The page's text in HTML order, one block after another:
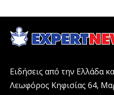
Ειδήσεις από την Ελλάδα
Λεωφόρος Κηφισίας 64,